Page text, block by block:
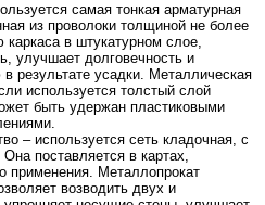
самая тонкая арматурная
из проволоки толщиной не более
в штукатурном слое,
улучшает долговечность и
результате усадки. Металлическая
используется толстый слой
быть удержан пластиковыми
– используется сеть кладочная, с
поставляется в картах,
применения. Металлопрокат
возводить двух и